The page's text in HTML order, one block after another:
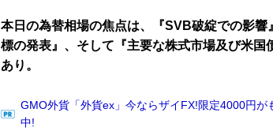
本日の為替相場の焦点は、『SVB破綻での影響
標の発表』、そして『主要な株式市場及び米国
あり。
GMO外貨「外貨ex」今ならザイFX!限定4000円が
中!